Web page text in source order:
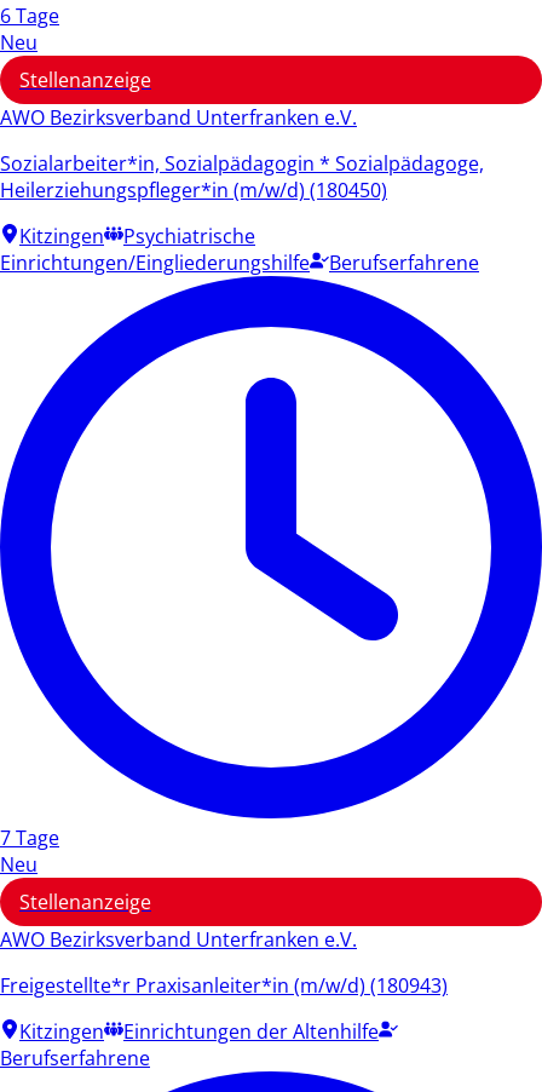
6 Tage
Neu
Stellenanzeige
AWO Bezirksverband Unterfranken e.V.
Sozialarbeiter*in, Sozialpädagogin * Sozialpädagoge,
Heilerziehungspfleger*in (m/w/d) (180450)
Kitzingen
Psychiatrische
Einrichtungen/Eingliederungshilfe
Berufserfahrene
7 Tage
Neu
Stellenanzeige
AWO Bezirksverband Unterfranken e.V.
Freigestellte*r Praxisanleiter*in (m/w/d) (180943)
Kitzingen
Einrichtungen der Altenhilfe
Berufserfahrene